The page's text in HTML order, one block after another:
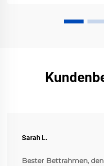
Sarah L.
Bester Bettrahmen,